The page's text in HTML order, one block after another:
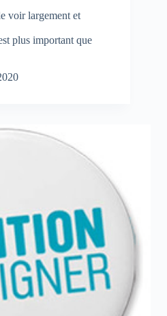
voir largement et
plus important que